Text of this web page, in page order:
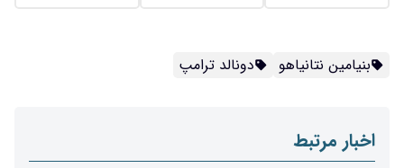
بنیامین نتانیاهو دونالد ترامپ
اخبار مرتبط